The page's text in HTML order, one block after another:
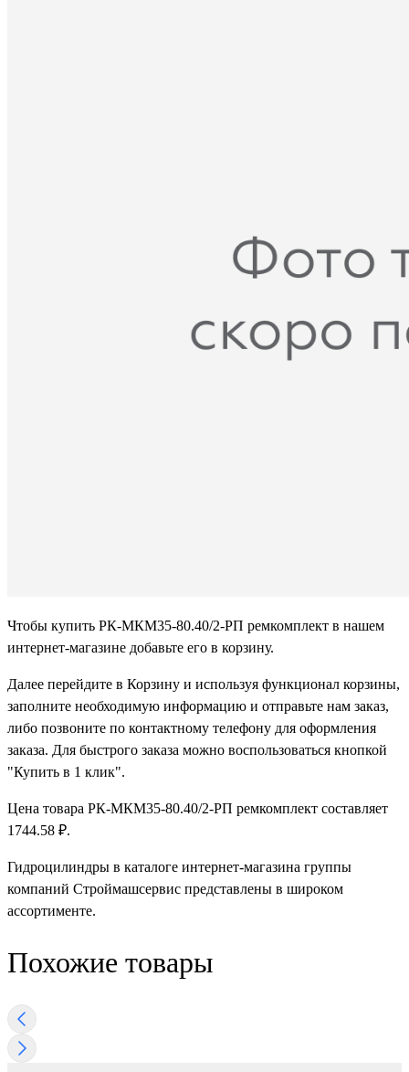
Чтобы купить РК-МКМ35-80.40/2-РП ремкомплект в нашем
интернет-магазине добавьте его в корзину.
Далее перейдите в Корзину и используя функционал корзины,
заполните необходимую информацию и отправьте нам заказ,
либо позвоните по контактному телефону для оформления
заказа. Для быстрого заказа можно воспользоваться кнопкой
"Купить в 1 клик".
Цена товара РК-МКМ35-80.40/2-РП ремкомплект составляет
1744.58 ₽.
Гидроцилиндры в каталоге интернет-магазина группы
компаний Строймашсервис представлены в широком
ассортименте.
Похожие товары